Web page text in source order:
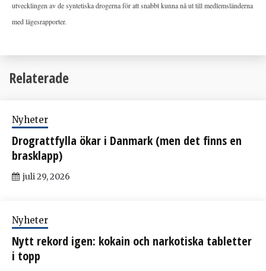
utvecklingen av de syntetiska drogerna för att snabbt kunna nå ut till medlemsländerna
med lägesrapporter.
Relaterade
Nyheter
Drograttfylla ökar i Danmark (men det finns en
brasklapp)
juli 29, 2026
Nyheter
Nytt rekord igen: kokain och narkotiska tabletter
i topp